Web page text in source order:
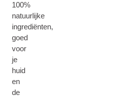
100%
natuurlijke
ingrediënten,
goed
voor
je
huid
en
de